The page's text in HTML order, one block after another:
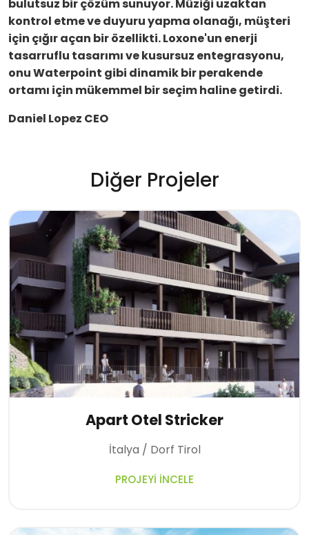
bulutsuz bir çözüm sunuyor. Müziği uzaktan
kontrol etme ve duyuru yapma olanağı, müşteri
için çığır açan bir özellikti. Loxone'un enerji
tasarruflu tasarımı ve kusursuz entegrasyonu,
onu Waterpoint gibi dinamik bir perakende
ortamı için mükemmel bir seçim haline getirdi.
Daniel Lopez CEO
Diğer Projeler
Apart Otel Stricker
İtalya / Dorf Tirol
PROJEYI İNCELE